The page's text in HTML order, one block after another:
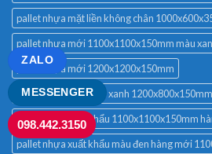
pallet nhựa mặt liền không chân
pallet nhựa mới 1100x1100x150mm màu
pallet nhựa mới 1200x1200x150mm
pallet nhựa mới màu xanh 1200x800x150mm
pallet nhựa xuất khẩu 1100x1100x150mm
pallet nhựa xuất khẩu màu đen hàng mới
MESSENGER
ZALO
098.442.3150